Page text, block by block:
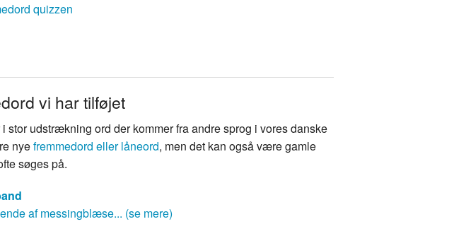
quizzen
vi har tilføjet
udstrækning ord der kommer fra andre sprog i vores danske
nyefremmedord eller låneord, men det kan også være gamle
søges på.
af messingblæse... (se mere)